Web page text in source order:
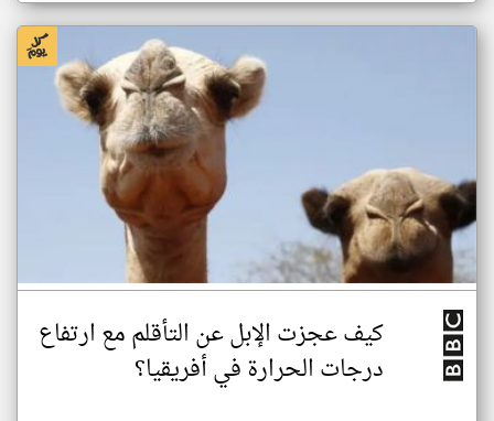
كيف عجزت الإبل عن التأقلم مع ارتفاع
درجات الحرارة في أفريقيا؟